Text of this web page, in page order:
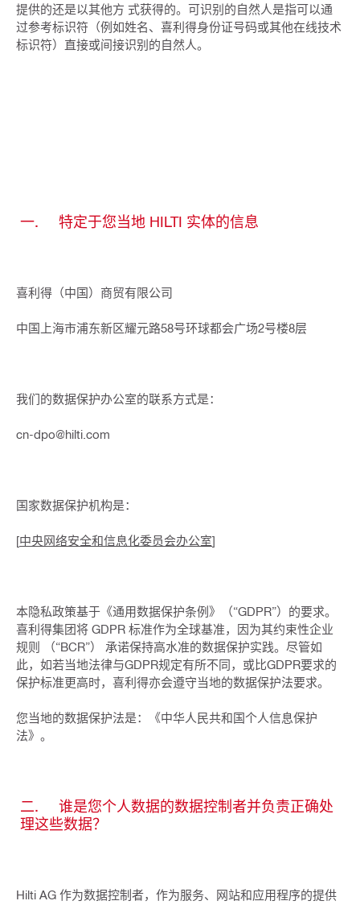
提供的还是以其他方 式获得的。可识别的自然人是指可以通
过参考标识符（例如姓名、喜利得身份证号码或其他在线技术
标识符）直接或间接识别的自然人。
一. 特定于您当地 HILTI 实体的信息
喜利得（中国）商贸有限公司
中国上海市浦东新区耀元路58号环球都会广场2号楼8层
我们的数据保护办公室的联系方式是：
cn-dpo@hilti.com
国家数据保护机构是：
[中央网络安全和信息化委员会办公室]
本隐私政策基于《通用数据保护条例》（“GDPR”）的要求。
喜利得集团将 GDPR 标准作为全球基准，因为其约束性企业
规则 （“BCR”） 承诺保持高水准的数据保护实践。尽管如
此，如若当地法律与GDPR规定有所不同，或比GDPR要求的
保护标准更高时，喜利得亦会遵守当地的数据保护法要求。
您当地的数据保护法是：《中华人民共和国个人信息保护
法》。
二. 谁是您个人数据的数据控制者并负责正确处
理这些数据？
Hilti AG 作为数据控制者，作为服务、网站和应用程序的提供